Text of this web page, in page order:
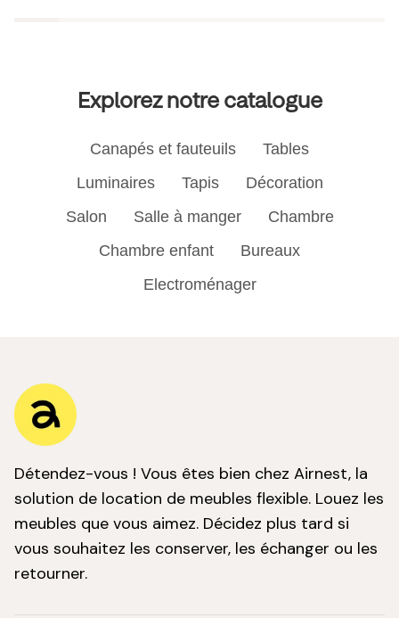
Explorez notre catalogue
Canapés et fauteuils
Tables
Luminaires
Tapis
Décoration
Salon
Salle à manger
Chambre
Chambre enfant
Bureaux
Electroménager
Détendez-vous ! Vous êtes bien chez Airnest, la
solution de location de meubles flexible. Louez les
meubles que vous aimez. Décidez plus tard si
vous souhaitez les conserver, les échanger ou les
retourner.